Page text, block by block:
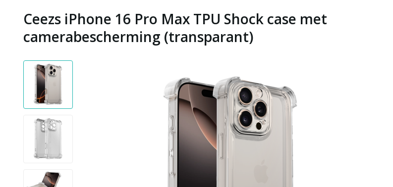
Ceezs iPhone 16 Pro Max TPU Shock case met
camerabescherming (transparant)